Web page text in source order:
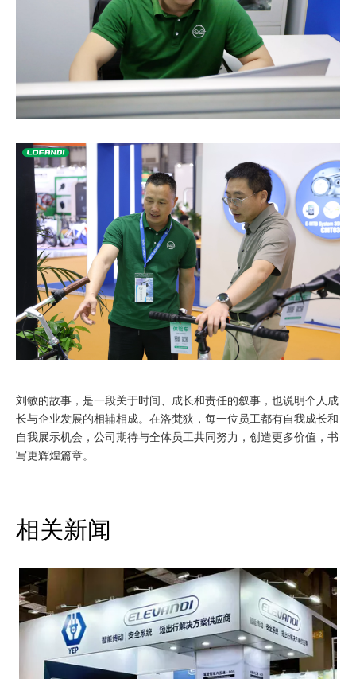
刘敏的故事，是一段关于时间、成长和责任的叙事，也说明个人成
长与企业发展的相辅相成。在洛梵狄，每一位员工都有自我成长和
自我展示机会，公司期待与全体员工共同努力，创造更多价值，书
写更辉煌篇章。
相关新闻